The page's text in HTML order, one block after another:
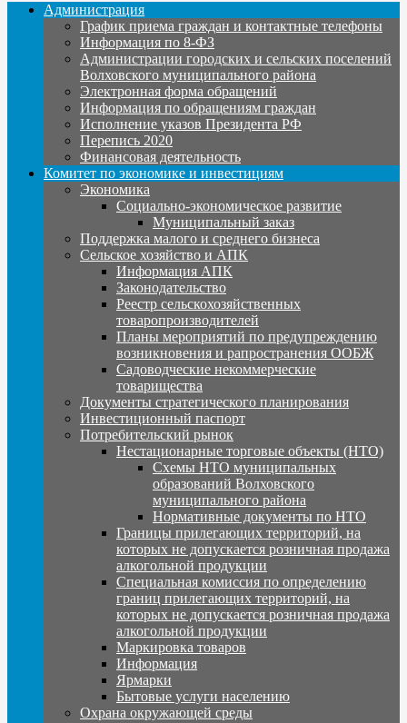
Администрация
График приема граждан и контактные телефоны
Информация по 8-ФЗ
Администрации городских и сельских поселений
Волховского муниципального района
Электронная форма обращений
Информация по обращениям граждан
Исполнение указов Президента РФ
Перепись 2020
Финансовая деятельность
Комитет по экономике и инвестициям
Экономика
Социально-экономическое развитие
Муниципальный заказ
Поддержка малого и среднего бизнеса
Сельское хозяйство и АПК
Информация АПК
Законодательство
Реестр сельскохозяйственных
товаропроизводителей
Планы мероприятий по предупреждению
возникновения и рапространения ООБЖ
Садоводческие некоммерческие
товарищества
Документы стратегического планирования
Инвестиционный паспорт
Потребительский рынок
Нестационарные торговые объекты (НТО)
Схемы НТО муниципальных
образований Волховского
муниципального района
Нормативные документы по НТО
Границы прилегающих территорий, на
которых не допускается розничная продажа
алкогольной продукции
Специальная комиссия по определению
границ прилегающих территорий, на
которых не допускается розничная продажа
алкогольной продукции
Маркировка товаров
Информация
Ярмарки
Бытовые услуги населению
Охрана окружающей среды